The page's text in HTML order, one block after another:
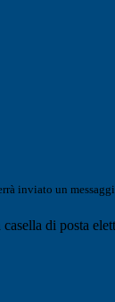
inviato un
di posta